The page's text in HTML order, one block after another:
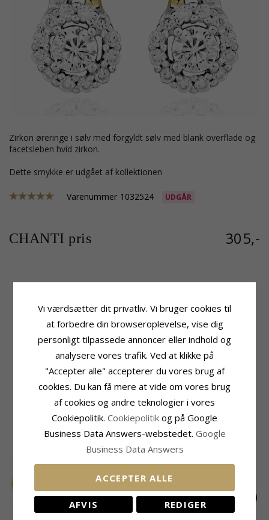
zirkon øreringe i sølv med forgyldt sølv med blank overflade og
facetsleben hvid zirkon.
Dette smykke er udgået af kollektionen
Varenummer 1032524 UDGÅR
CHANTI pris 305,-
Zirkon
Ædelmetal: 2
Ædelmetal: Sølv
Ædelmetal:Forgyldt Sølv
Overflade:
Blank
Slibning: Facetsleben
Sten:Zirkon
Højde:13 mm
Bredde:7 mm
Leveringstid
Leveringstid: 2-3 Hverdage
MEST SOLGTE I KATEGORIEN
Vi værdsætter dit privatliv. Vi bruger cookies til
at forbedre din browseroplevelse, vise dig
personligt tilpassede annoncer eller indhold og
analysere vores trafik. Ved at klikke på
"Accepter alle" accepterer du vores brug af
cookies. Du kan få mere at vide om vores brug
af cookies og andre teknologier i vores
Cookiepolitik. Cookiepolitik og på Google
Business Data Answers-webstedet. Google
Business Data Answers
ACCEPTER ALLE
AFVIS REDIGER